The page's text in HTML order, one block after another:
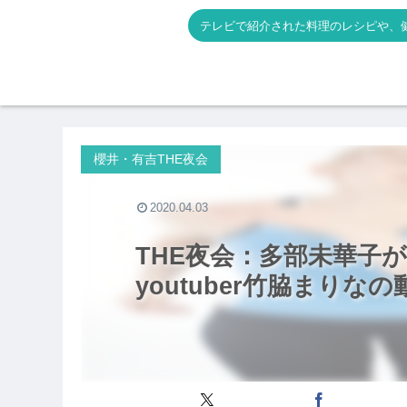
テレビで紹介された料理のレシピや、
THE夜会：多部未華子
youtuber竹脇まりなの
櫻井・有吉THE夜会
2020.04.03